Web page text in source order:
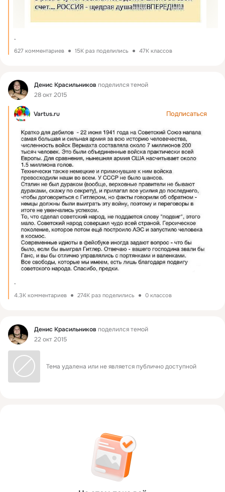
.
627 комментариев 15K раз поделились 47K классов
Фид Денис Красильников поделился темой
28 окт 2015
Vartus.ru Подписаться
.
4.3K комментариев 274K раз поделились 0 классов
Фид Денис Красильников поделился темой
22 окт 2015
Тема удалена или не является публично доступной